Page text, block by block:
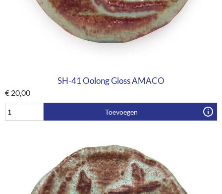
SH-41 Oolong Gloss AMACO
€ 20,00
Toevoegen